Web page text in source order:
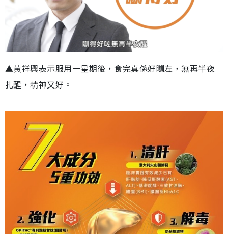
▲黃祥興表示服用一星期後，食完真係好瞓左，無再半夜
扎醒，精神又好。